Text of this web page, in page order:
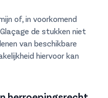
of, in voorkomend
de stukken niet
van beschikbare
hiervoor kan